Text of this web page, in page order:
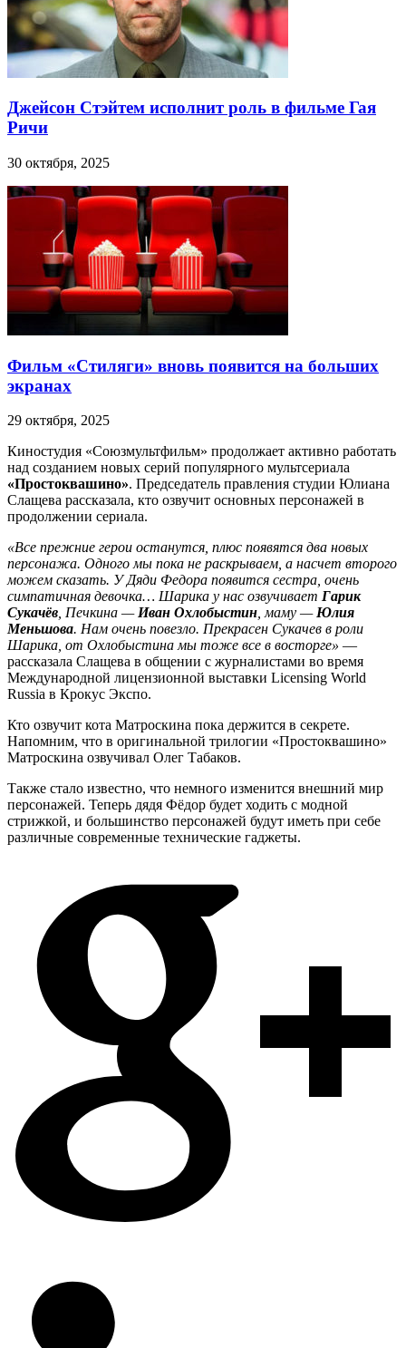
Джейсон Стэйтем исполнит роль в фильме Гая
Ричи
30 октября, 2025
Фильм «Стиляги» вновь появится на больших
экранах
29 октября, 2025
Киностудия «Союзмультфильм» продолжает активно работать
над созданием новых серий популярного мультсериала
«Простоквашино». Председатель правления студии Юлиана
Слащева рассказала, кто озвучит основных персонажей в
продолжении сериала.
«Все прежние герои останутся, плюс появятся два новых
персонажа. Одного мы пока не раскрываем, а насчет второго
можем сказать. У Дяди Федора появится сестра, очень
симпатичная девочка… Шарика у нас озвучивает Гарик
Сукачёв , Печкина — Иван Охлобыстин , маму — Юлия
Меньшова. Нам очень повезло. Прекрасен Сукачев в роли
Шарика, от Охлобыстина мы тоже все в восторге» —
рассказала Слащева в общении с журналистами во время
Международной лицензионной выставки Licensing World
Russia в Крокус Экспо.
Кто озвучит кота Матроскина пока держится в секрете.
Напомним, что в оригинальной трилогии «Простоквашино»
Матроскина озвучивал Олег Табаков.
Также стало известно, что немного изменится внешний мир
персонажей. Теперь дядя Фёдор будет ходить с модной
стрижкой, и большинство персонажей будут иметь при себе
различные современные технические гаджеты.